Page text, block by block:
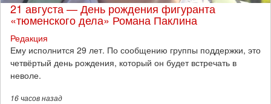
21 августа — День рождения фигуранта
«тюменского дела» Романа Паклина
Редакция
Ему исполнится 29 лет. По сообщению группы поддержки, это
четвёртый день рождения, который он будет встречать в
неволе.
16 часовназад